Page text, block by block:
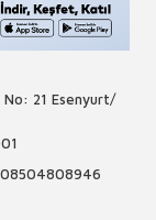
No: 21 Esenyurt/
08504808946